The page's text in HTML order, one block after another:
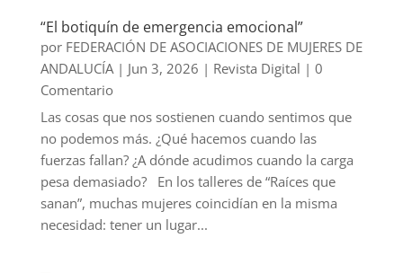
“El botiquín de emergencia emocional”
por FEDERACIÓN DE ASOCIACIONES DE MUJERES DE
ANDALUCÍA| Jun 3, 2026 | Revista Digital | 0
Comentario
Las cosas que nos sostienen cuando sentimos que
no podemos más. ¿Qué hacemos cuando las
fuerzas fallan? ¿A dónde acudimos cuando la carga
pesa demasiado? En los talleres de “Raíces que
sanan”, muchas mujeres coincidían en la misma
necesidad: tener un lugar...